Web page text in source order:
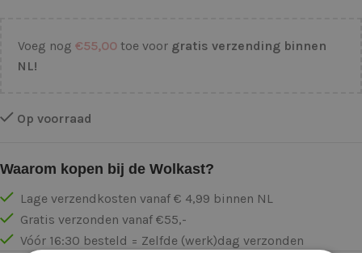
Voeg nog €55,00 toe voor gratis verzending binnen
NL!
Op voorraad
Waarom kopen bij de Wolkast?
Lage verzendkosten vanaf € 4,99 binnen NL
Gratis verzonden vanaf €55,-
Vóór 16:30 besteld = Zelfde (werk)dag verzonden